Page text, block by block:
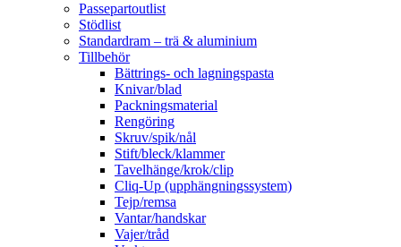
Passepartoutlist
Stödlist
Standardram – trä & aluminium
Tillbehör
Bättrings- och lagningspasta
Knivar/blad
Packningsmaterial
Rengöring
Skruv/spik/nål
Stift/bleck/klammer
Tavelhänge/krok/clip
Cliq-Up (upphängningssystem)
Tejp/remsa
Vantar/handskar
Vajer/tråd